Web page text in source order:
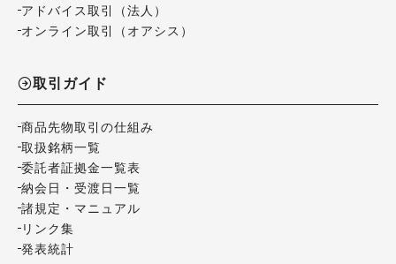
アドバイス取引（法人）
オンライン取引（オアシス）
取引ガイド
商品先物取引の仕組み
取扱銘柄一覧
委託者証拠金一覧表
納会日・受渡日一覧
諸規定・マニュアル
リンク集
発表統計